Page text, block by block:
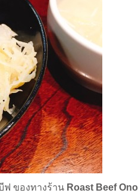
ฟ ของทางร้าน Roast Beef Ono